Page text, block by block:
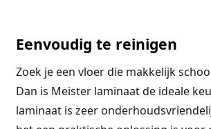
Eenvoudig te reinigen
Zoek je een vloer die makkelijk
Dan is Meister laminaat de ideale
laminaat is zeer